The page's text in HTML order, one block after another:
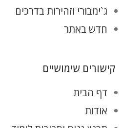
ג`ימבורי וזהירות בדרכים
חדש באתר
קישורים שימושיים
דף הבית
אודות